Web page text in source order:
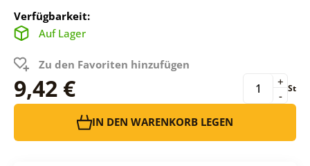
Verfügbarkeit:
Auf Lager
Zu den Favoriten hinzufügen
9,42 € -
+ St
IN DEN WARENKORB LEGEN